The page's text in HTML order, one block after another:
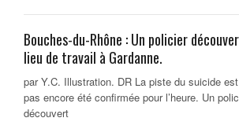
Bouches-du-Rhône : Un policier
lieu de travail à Gardanne.
par Y.C. Illustration. DR La piste du suicide
pas encore été confirmée pour l’heure. Un
découvert